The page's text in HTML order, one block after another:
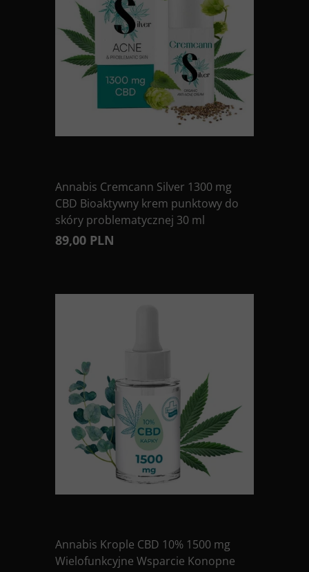
Annabis Cremcann Silver 1300 mg
CBD Bioaktywny krem punktowy do
skóry problematycznej 30 ml
89,00 PLN
Annabis Krople CBD 10% 1500 mg
Wielofunkcyjne Wsparcie Konopne